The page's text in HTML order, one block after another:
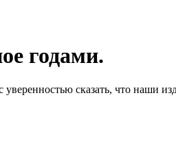
годами.
сказать, что наши